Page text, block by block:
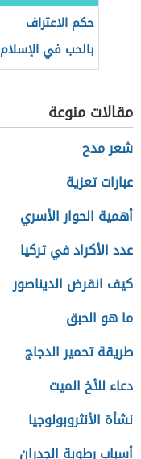
حكم الاعتراف
بالحب في الإسلام
مقالات منوعة
شعر مدح
عبارات تعزية
أهمية الحوار الأسري
عدد الأكراد في تركيا
كيف انقرض الديناصور
ما هو الحبق
طريقة تحمير الدجاج
دعاء للأخ الميت
نشأة الأنثروبولوجيا
أسباب رطوبة الجدران